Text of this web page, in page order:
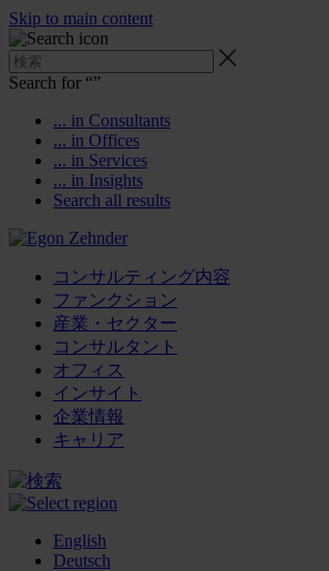
Skip to main content
Search for “”
... in Consultants
... in Offices
... in Services
... in Insights
Search all results
コンサルティング内容
ファンクション
産業・セクター
コンサルタント
オフィス
インサイト
企業情報
キャリア
English
Deutsch